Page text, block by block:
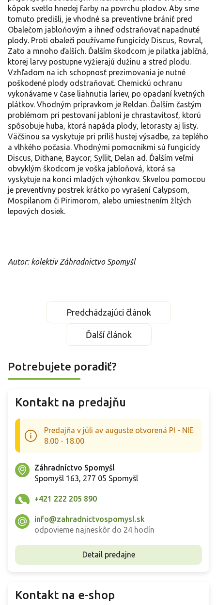
kôpok svetlo hnedej farby na povrchu plodov. Aby sme
tomuto predišli, je vhodné sa preventívne brániť pred
Obalečom jabloňovým a ihneď odstraňovať napadnuté
plody. Proti obaleči používame fungicídy Discus, Rovral,
Zato a mnoho ďalších. Ďalším škodcom je pilatka jablčná,
ktorej larvy postupne vyžierajú dužinu a stred plodu.
Vzhľadom na ich schopnosť prezimovania je nutné
poškodené plody odstraňovať. Chemickú ochranu
vykonávame v čase liahnutia lariev, po opadaní kvetných
plátkov. Vhodným prípravkom je Reldan. Ďalším častým
problémom pri pestovaní jabloní je chrastavitosť, ktorú
spôsobuje huba, ktorá napáda plody, letorasty aj listy.
Väčšinou sa vyskytuje pri príliš hustej výsadbe, za teplého
a vlhkého počasia. Vhodnými pomocníkmi sú fungicídy
Discus, Dithane, Baycor, Syllit, Delan ad. Ďalším veľmi
obvyklým škodcom je voška jabloňová, ktorá sa
vyskytuje na konci mladých výhonkov. Skvelou pomocou
je preventívny postrek krátko po vyrašení Calypsom,
Mospilanom či Pirimorom, alebo umiestnením žltých
lepových dosiek.
Autor: kolektiv Záhradnictvo Spomyšl
Predchádzajúci článok
Ďalší článok
Potrebujete poradiť?
Kontakt na predajňu
Predajňa v júli av auguste otvorená PI - NIE
8.00 - 18.00
Záhradníctvo Spomyšl
Spomyšl 163, 277 05 Spomyšl
+421 222 205 890
info@zahradnictvospomysl.sk
odpovieme najneskôr do 24 hodín
Detail predajne
Kontakt na e-shop